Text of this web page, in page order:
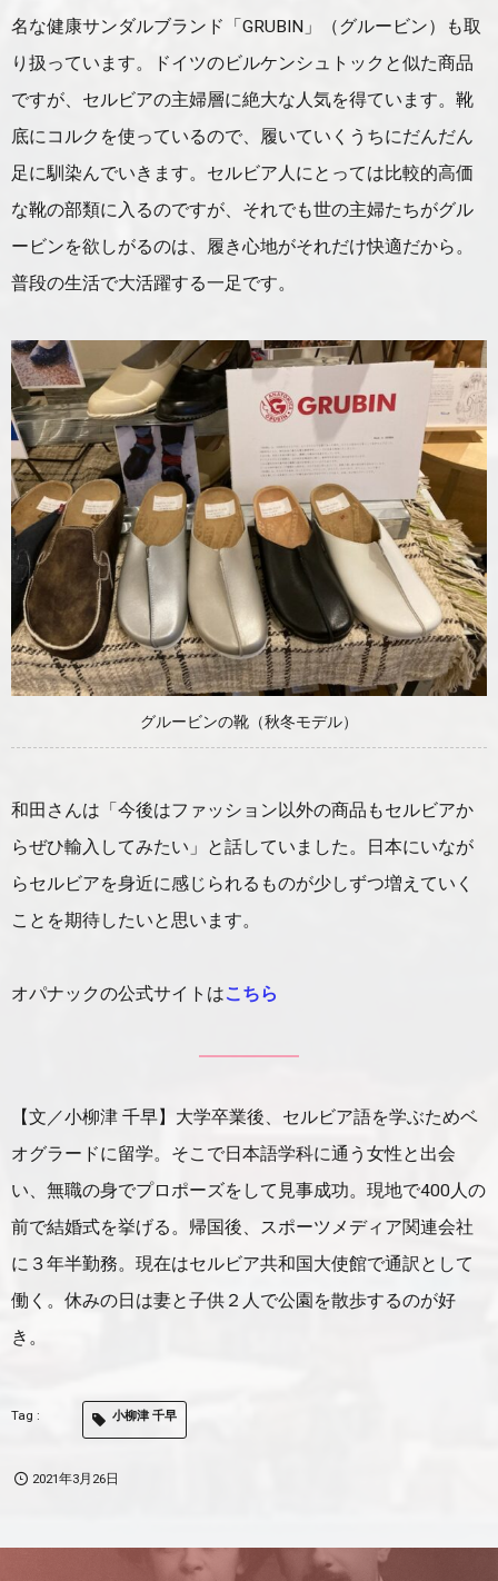
名な健康サンダルブランド「GRUBIN」（グルービン）も取
り扱っています。ドイツのビルケンシュトックと似た商品
ですが、セルビアの主婦層に絶大な人気を得ています。靴
底にコルクを使っているので、履いていくうちにだんだん
足に馴染んでいきます。セルビア人にとっては比較的高価
な靴の部類に入るのですが、それでも世の主婦たちがグル
ービンを欲しがるのは、履き心地がそれだけ快適だから。
普段の生活で大活躍する一足です。
グルービンの靴（秋冬モデル）
和田さんは「今後はファッション以外の商品もセルビアか
らぜひ輸入してみたい」と話していました。日本にいなが
らセルビアを身近に感じられるものが少しずつ増えていく
ことを期待したいと思います。
オパナックの公式サイトはこちら
【文／小柳津 千早】大学卒業後、セルビア語を学ぶためベ
オグラードに留学。そこで日本語学科に通う女性と出会
い、無職の身でプロポーズをして見事成功。現地で400人の
前で結婚式を挙げる。帰国後、スポーツメディア関連会社
に３年半勤務。現在はセルビア共和国大使館で通訳として
働く。休みの日は妻と子供２人で公園を散歩するのが好
き。
小柳津 千早
2021年3月26日